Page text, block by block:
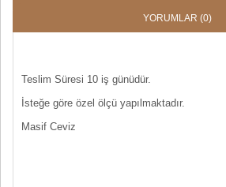
YORUMLAR (0)
Teslim Süresi 10 iş günüdür.
İsteğe göre özel ölçü yapılmaktadır.
Masif Ceviz